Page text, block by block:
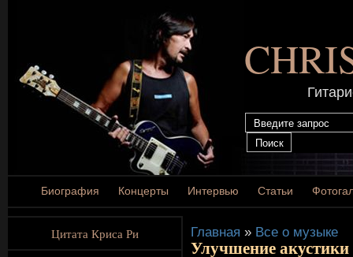
Биография Концерты Интервью Статьи
Цитата Криса Ри Главная » Все о музыке
Улучшение акустики